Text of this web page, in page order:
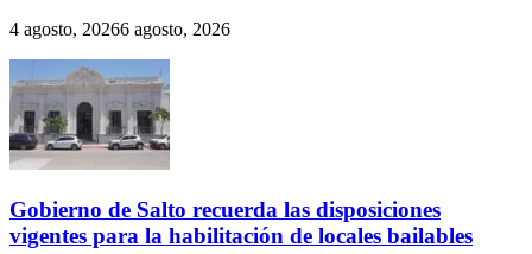
4 agosto, 20266 agosto, 2026
Gobierno de Salto recuerda las disposiciones
vigentes para la habilitación de locales bailables